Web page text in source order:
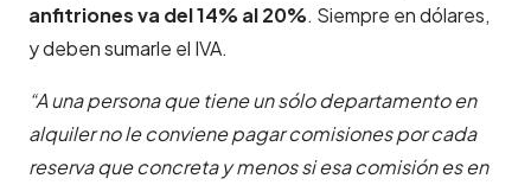
anfitriones va del 14% al 20%. Siempre en dólares,
y deben sumarle el IVA.
“A una persona que tiene un sólo departamento en
alquiler no le conviene pagar comisiones por cada
reserva que concreta y menos si esa comisión es en